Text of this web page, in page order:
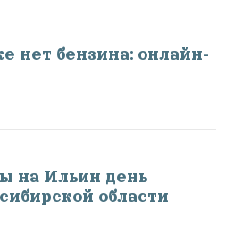
нет бензина: онлайн-
на Ильин день
области